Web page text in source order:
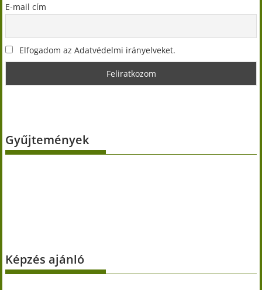
E-mail cím
Elfogadom az Adatvédelmi irányelveket.
Gyűjtemények
Képzés ajánló